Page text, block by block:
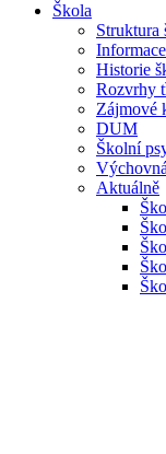
Škola
Struktura
Historie
Rozvrhy
Zájmové
DUM
Školní
Aktuálně